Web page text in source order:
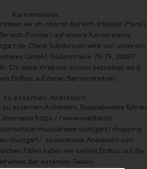
Karriereseite
wir im oberen Bereich (Header-Menü),
(Footer) auf unsere Karriereseite
Diese Subdomain wird von unserem
GmbH, Süderstrasse 75-79, 20097
Da diese Website extern betrieben wird,
Einfluss auf deren Barrierefreiheit.
zu externen Anbietern:
externen Anbietern. Beispielsweise führen
Unterseite https://www.waldhotel-
musicalreise-stuttgart/shopping-
stuttgart/ zu externen Anbietern von
Fällen haben wir keinen Einfluss auf die
der externen Seiten.